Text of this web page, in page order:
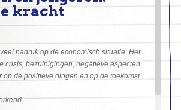
kracht
nadruk op de economisch situatie. Het
crisis, bezuinigingen, negatieve aspecten.
op de positieve dingen en op de toekomst